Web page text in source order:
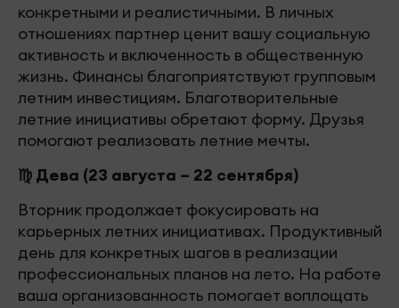
конкретными и реалистичными. В личных
отношениях партнер ценит вашу социальную
активность и включенность в общественную
жизнь. Финансы благоприятствуют групповым
летним инвестициям. Благотворительные
летние инициативы обретают форму. Друзья
помогают реализовать летние мечты.
♍ Дева (23 августа – 22 сентября)
Вторник продолжает фокусировать на
карьерных летних инициативах. Продуктивный
день для конкретных шагов в реализации
профессиональных планов на лето. На работе
ваша организованность помогает воплощать